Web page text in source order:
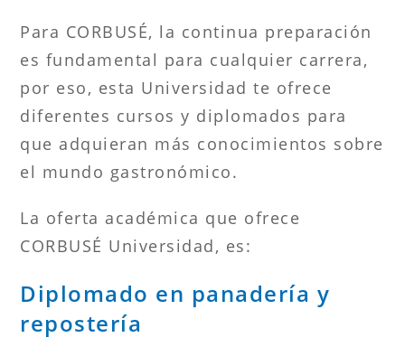
Para CORBUSÉ, la continua preparación
es fundamental para cualquier carrera,
por eso, esta Universidad te ofrece
diferentes cursos y diplomados para
que adquieran más conocimientos sobre
el mundo gastronómico.
La oferta académica que ofrece
CORBUSÉ Universidad, es:
Diplomado en panadería y
repostería